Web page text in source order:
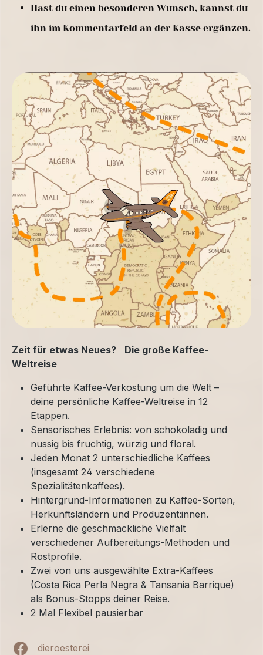
Zeit für etwas Neues? Die große Kaffee-
Weltreise
Geführte Kaffee-Verkostung um die Welt –
deine persönliche Kaffee-Weltreise in 12
Etappen.
Sensorisches Erlebnis: von schokoladig und
nussig bis fruchtig, würzig und floral.
Jeden Monat 2 unterschiedliche Kaffees
(insgesamt 24 verschiedene
Spezialitätenkaffees).
Hintergrund-Informationen zu Kaffee-Sorten,
Herkunftsländern und Produzent:innen.
Erlerne die geschmackliche Vielfalt
verschiedener Aufbereitungs-Methoden und
Röstprofile.
Zwei von uns ausgewählte Extra-Kaffees
(Costa Rica Perla Negra & Tansania Barrique)
als Bonus-Stopps deiner Reise.
2 Mal Flexibel pausierbar
dieroesterei
Hast du einen besonderen Wunsch, kannst du
ihn im Kommentarfeld an der Kasse ergänzen.